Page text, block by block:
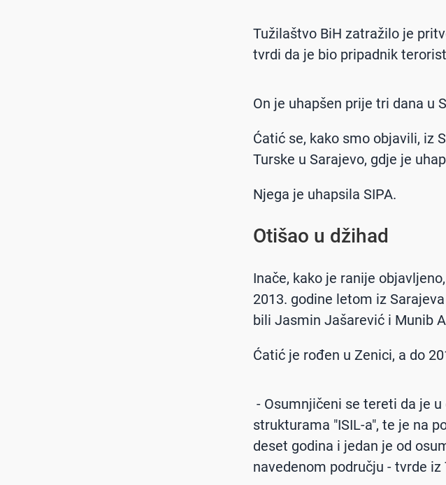
Tužilaštvo BiH zatražilo je
tvrdi da je bio pripadnik
On je uhapšen prije tri dana u
Ćatić se, kako smo objavili, iz
Turske u Sarajevo, gdje je
Njega je uhapsila SIPA.
Otišao u džihad
Inače, kako je ranije
2013. godine letom iz
bili Jasmin Jašarević i Munib
Ćatić je rođen u Zenici, a do
- Osumnjičeni se tereti da je
strukturama "ISIL-a", te je na
deset godina i jedan je od
navedenom području - tvrde iz